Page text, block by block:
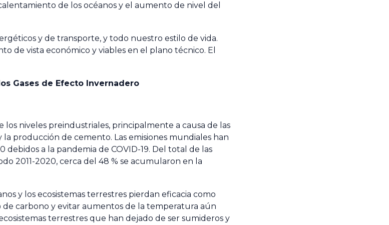
de los océanos y el aumento de nivel del
y de transporte, y todo nuestro estilo de vida.
de vista económico y viables en el plano técnico. El
Gases de Efecto Invernadero
los niveles preindustriales, principalmente a causa de las
producción de cemento. Las emisiones mundiales han
a la pandemia de COVID-19. Del total de las
2011-2020, cerca del 48 % se acumularon en la
y los ecosistemas terrestres pierdan eficacia como
de carbono y evitar aumentos de la temperatura aún
terrestres que han dejado de ser sumideros y